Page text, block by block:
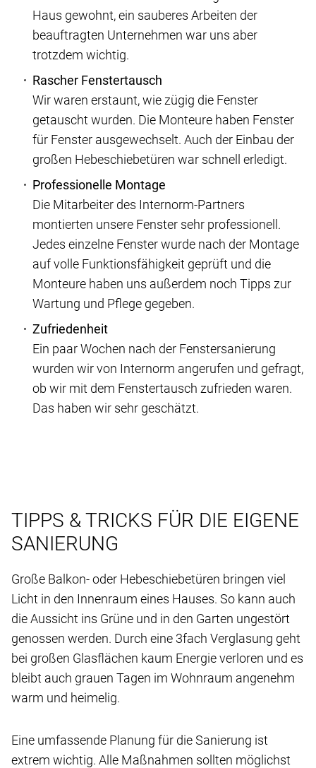
Haus gewohnt, ein sauberes Arbeiten der
beauftragten Unternehmen war uns aber
trotzdem wichtig.
Rascher Fenstertausch
Wir waren erstaunt, wie zügig die Fenster
getauscht wurden. Die Monteure haben Fenster
für Fenster ausgewechselt. Auch der Einbau der
großen Hebeschiebetüren war schnell erledigt.
Professionelle Montage
Die Mitarbeiter des Internorm-Partners
montierten unsere Fenster sehr professionell.
Jedes einzelne Fenster wurde nach der Montage
auf volle Funktionsfähigkeit geprüft und die
Monteure haben uns außerdem noch Tipps zur
Wartung und Pflege gegeben.
Zufriedenheit
Ein paar Wochen nach der Fenstersanierung
wurden wir von Internorm angerufen und gefragt,
ob wir mit dem Fenstertausch zufrieden waren.
Das haben wir sehr geschätzt.
TIPPS & TRICKS FÜR DIE EIGENE
SANIERUNG
Große Balkon- oder Hebeschiebetüren bringen viel
Licht in den Innenraum eines Hauses. So kann auch
die Aussicht ins Grüne und in den Garten ungestört
genossen werden. Durch eine 3fach Verglasung geht
bei großen Glasflächen kaum Energie verloren und es
bleibt auch grauen Tagen im Wohnraum angenehm
warm und heimelig.
Eine umfassende Planung für die Sanierung ist
extrem wichtig. Alle Maßnahmen sollten möglichst